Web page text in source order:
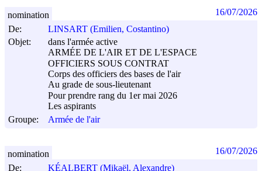
De:
LINSART (Emilien, Costantino)
Objet:
dans l'armée active
ARMÉE DE L'AIR ET DE L'ESPACE
OFFICIERS SOUS CONTRAT
Corps des officiers des bases de l'air
Au grade de sous-lieutenant
Pour prendre rang du 1er mai 2026
Les aspirants
Groupe:
Armée de l'air
nomination 16/07/2026
De: KÉALBERT (Mikaël, Alexandre)
nomination 16/07/2026